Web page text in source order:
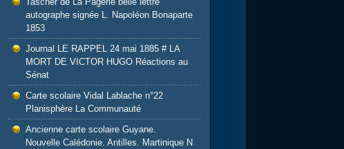
autographe signée L. Napoléon Bonaparte
1853
Journal LE RAPPEL 24 mai 1885 # LA
MORT DE VICTOR HUGO Réactions au
Sénat
Carte scolaire Vidal Lablache n°22
Planisphère La Communauté
Ancienne carte scolaire Guyane.
Nouvelle Calédonie. Antilles. Martinique N